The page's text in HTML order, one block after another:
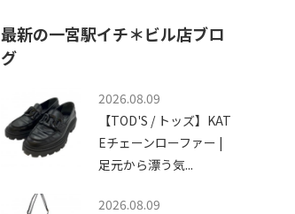
最新の一宮駅イチ＊ビル店ブロ
グ
2026.08.09
【TOD'S / トッズ】KAT
Eチェーンローファー |
足元から漂う気...
2026.08.09